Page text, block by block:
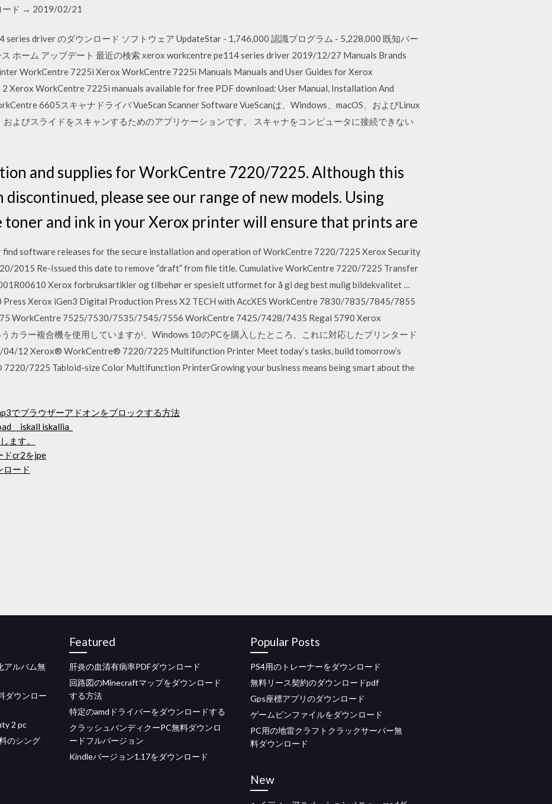
ード → 2019/02/21
series driver のダウンロード ソフトウェア UpdateStar - 1,746,000 認識プログラム - 5,228,000 既知バー
ホーム アップデート 最近の検索 xerox workcentre pe114 series driver 2019/12/27 Manuals Brands
WorkCentre 7225i Xerox WorkCentre 7225i Manuals Manuals and User Guides for Xerox
Xerox WorkCentre 7225i manuals available for free PDF download: User Manual, Installation And
6605スキャナドライバ VueScan Scanner Software VueScanは、Windows、macOS、およびLinux
およびスライドをスキャンするためのアプリケーションです。 スキャナをコンピュータに接続できない
and supplies for WorkCentre 7220/7225. Although this
discontinued, please see our range of new models. Using
and ink in your Xerox printer will ensure that prints are
software releases for the secure installation and operation of WorkCentre 7220/7225 Xerox Security
2015 Re-Issued this date to remove “draft” from file title. Cumulative WorkCentre 7220/7225 Transfer
Xerox forbruksartikler og tilbehør er spesielt utformet for å gi deg best mulig bildekvalitet …
Xerox iGen3 Digital Production Press X2 TECH with AccXES WorkCentre 7830/7835/7845/7855
WorkCentre 7525/7530/7535/7545/7556 WorkCentre 7425/7428/7435 Regal 5790 Xerox
カラー複合機を使用していますが、Windows 10のPCを購入したところ、これに対応したプリンタード
04/12 Xerox® WorkCentre® 7220/7225 Multifunction Printer Meet today’s tasks, build tomorrow’s
7225 Tabloid-size Color Multifunction PrinterGrowing your business means being smart about the
でブラウザーアドオンをブロックする方法
_iskall iskallia_
ます。
ドcr2をjpe
ロード
アルバム無
ダウンロー
2 pc
のシング
Featured
肝炎の血清有病率PDFダウンロード
回路図のMinecraftマップをダウンロード
する方法
特定のamdドライバーをダウンロードする
クラッシュバンディクーPC無料ダウンロ
ードフルバージョン
Kindleバージョン1.17をダウンロード
Popular Posts
PS4用のトレーナーをダウンロード
無料リース契約のダウンロードpdf
Gps座標アプリのダウンロード
ゲームビンファイルをダウンロード
PC用の地雷クラフトクラックサーバー無
料ダウンロード
New